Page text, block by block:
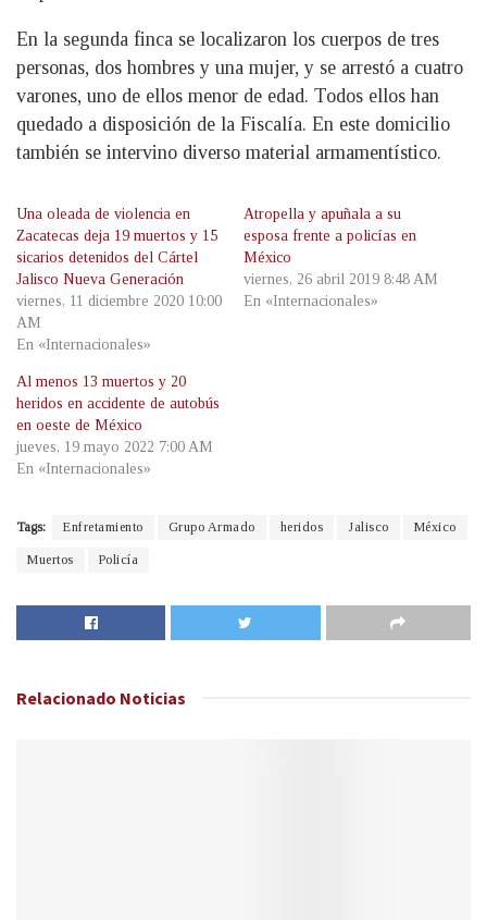
En la segunda finca se localizaron los cuerpos de tres
personas, dos hombres y una mujer, y se arrestó a cuatro
varones, uno de ellos menor de edad. Todos ellos han
quedado a disposición de la Fiscalía. En este domicilio
también se intervino diverso material armamentístico.
Una oleada de violencia en
Zacatecas deja 19 muertos y 15
sicarios detenidos del Cártel
Jalisco Nueva Generación
viernes, 11 diciembre 2020 10:00
AM
En «Internacionales»
Atropella y apuñala a su
esposa frente a policías en
México
viernes, 26 abril 2019 8:48 AM
En «Internacionales»
Al menos 13 muertos y 20
heridos en accidente de autobús
en oeste de México
jueves, 19 mayo 2022 7:00 AM
En «Internacionales»
Tags: Enfretamiento Grupo Armado heridos Jalisco México
Muertos Policía
Relacionado Noticias